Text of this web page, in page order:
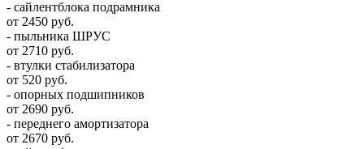
- сайлентблока подрамника
от 2450 руб.
- пыльника ШРУС
от 2710 руб.
- втулки стабилизатора
от 520 руб.
- опорных подшипников
от 2690 руб.
- переднего амортизатора
от 2670 руб.